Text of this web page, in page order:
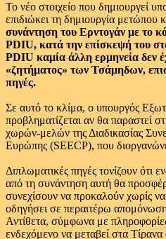
Το νέο στοιχείο που δημιουργεί
επιδιώκει τη δημιουργία μετώπου
συνάντηση του Ερντογάν με το
PDIU, κατά την επίσκεψή του
PDIU καμία άλλη ερμηνεία δεν
«ζητήματος» των Τσάμηδων,
πηγές.
Σε αυτό το κλίμα, ο υπουργός
προβληματίζεται αν θα
χωρών-μελών της Διαδικασίας
Ευρώπης (SEECP), που
Διπλωματικές πηγές τονίζουν ότι
από τη συνάντηση αυτή θα
συνεχίσουν να προκαλούν χωρίς
οδηγήσει σε περαιτέρω
Αντίθετα, σύμφωνα με
ενδεχόμενο να μεταβεί στα